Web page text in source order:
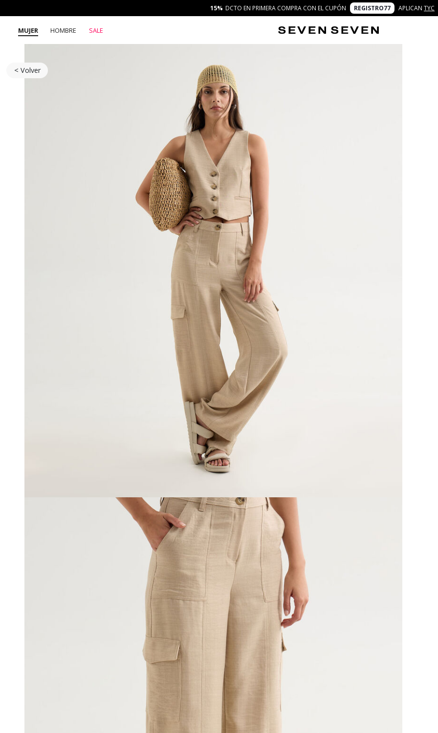
15% DCTO EN PRIMERA COMPRA CON EL CUPÓN REGISTRO77 APLICAN TYC
MUJER HOMBRE SALE
< Volver